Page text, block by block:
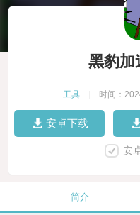
黑豹加
工具 时间：
安卓下载
安
简介